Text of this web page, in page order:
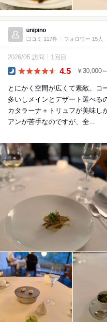
unipino
口コミ 117件 フォロワー 15人
2026/05 訪問 1回目
4.5 ￥30,000
とにかく空間が広くて素敵。コ
多いしメインとデザート選べる
カタラーナ＋トリュフが美味し
アンが苦手なのですが、全...